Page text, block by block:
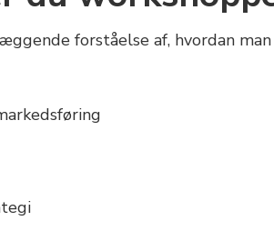
forståelse af, hvordan